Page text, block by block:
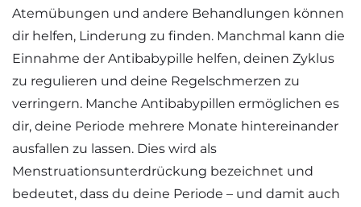
Atemübungen und andere Behandlungen können
dir helfen, Linderung zu finden. Manchmal kann die
Einnahme der Antibabypille helfen, deinen Zyklus
zu regulieren und deine Regelschmerzen zu
verringern. Manche Antibabypillen ermöglichen es
dir, deine Periode mehrere Monate hintereinander
ausfallen zu lassen. Dies wird als
Menstruationsunterdrückung bezeichnet und
bedeutet, dass du deine Periode – und damit auch